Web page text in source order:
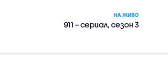
НА ЖИВО
911 – сериал, сезон 3